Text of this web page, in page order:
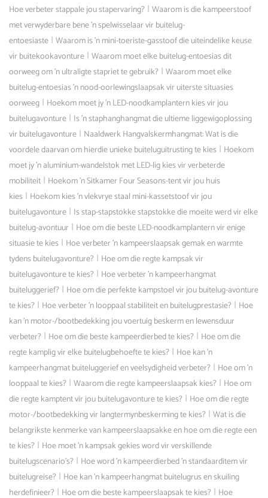
Hoe verbeter stappale jou stapervaring? | Waarom is die kampeerstoof
met verwyderbare bene 'n spelwisselaar vir buitelug-
entoesiaste | Waarom is 'n mini-toeriste-gasstoof die uiteindelike keuse
vir buitekookavonture | Waarom moet elke buitelug-entoesias dit
oorweeg om 'n ultraligte stapriet te gebruik? | Waarom moet elke
buitelug-entoesias 'n nood-oorlewingslaapsak vir uiterste situasies
oorweeg | Hoekom moet jy 'n LED-noodkamplantern kies vir jou
buitelugavonture | Is 'n staphanghangmat die ultieme liggewigoplossing
vir buitelugavonture | Naaldwerk Hangvalskermhangmat: Wat is die
voordele daarvan om hierdie unieke buiteluguitrusting te kies | Hoekom
moet jy 'n aluminium-wandelstok met LED-lig kies vir verbeterde
mobiliteit | Hoekom 'n Sitkamer Four Seasons-tent vir jou huis
kies | Hoekom kies 'n vlekvrye staal mini-kassetstoof vir jou
buitelugavonture | Is stap-stapstokke stapstokke die moeite werd vir elke
buitelug-avontuur | Hoe om die beste LED-noodkamplantern vir enige
situasie te kies | Hoe verbeter 'n kampeerslaapsak gemak en warmte
tydens buitelugavonture? | Hoe om die regte kampsak vir
buitelugavonture te kies? | Hoe verbeter 'n kampeerhangmat
buiteluggerief? | Hoe om die perfekte kampstoel vir jou buitelug-avonture
te kies? | Hoe verbeter 'n looppaal stabiliteit en buitelugprestasie? | Hoe
kan 'n motor-/bootbedekking jou voertuig beskerm en lewensduur
verbeter? | Hoe om die beste kampeerdierbed te kies? | Hoe om die
regte kamplig vir elke buitelugbehoefte te kies? | Hoe kan 'n
kampeerhangmat buiteluggerief en veelsydigheid verbeter? | Hoe om 'n
looppaal te kies? | Waarom die regte kampeerslaapsak kies? | Hoe om
die regte kamptent vir jou buitelugavonture te kies? | Hoe om die regte
motor-/bootbedekking vir langtermynbeskerming te kies? | Wat is die
belangrikste kenmerke van kampeerslaapsakke en hoe om die regte een
te kies? | Hoe moet 'n kampsak gekies word vir verskillende
buitelugscenario's? | Hoe word 'n kampeerdierbed 'n standaarditem vir
buitelugreise? | Hoe kan 'n kampeerhangmat buitelugrus en skuiling
herdefinieer? | Hoe om die beste kampeerslaapsak te kies? | Hoe